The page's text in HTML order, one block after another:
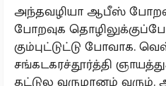
அந்தவழியா ஆபீஸ்
போறவுக
கும்புட்டுட்டு போவாக.
சங்கடகரச்தூர்த்தி